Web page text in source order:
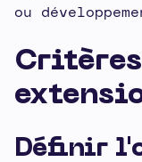
ou
Définir